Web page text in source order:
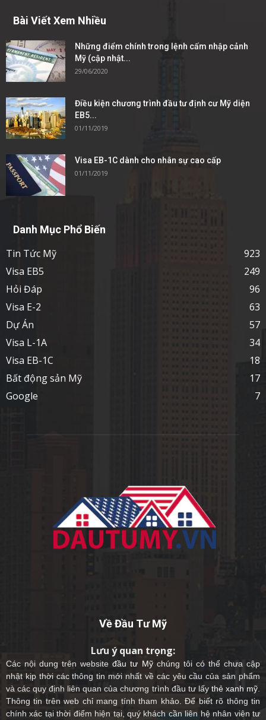
Bài Viết Xem Nhiều
Những điểm chính trong lệnh cấm nhập cảnh
Mỹ (cập nhật...
29/06/2020
Điều kiện chương trình đầu tư định cư Mỹ diện
EB5...
01/11/2019
Visa EB-1C dành cho nhân sự cao cấp
01/11/2019
Danh Mục Phổ Biến
Tin Tức Mỹ
923
Visa EB5
249
Hỏi Đáp
96
Visa E-2
63
Dự Án
57
Visa L-1A
34
Visa EB-1C
18
Bất động sản Mỹ
17
Google
7
Về Đầu Tư Mỹ
Lưu ý quan trọng:
Các nội dung trên websiteđầu tư Mỹchúng tôi có thể chưa cập
nhật kịp thời các thông tin mới nhất về các yêu cầu của sản phẩm
và các quy định liên quan của chương trình đầu tư lấy thẻ xanh mỹ
Thông tin trên web chỉ mang tính tham khảo. Để biết rõ thông tin
chính xác tại thời điểm hiện tại, quý khách cần liên hệ nhân viên tư